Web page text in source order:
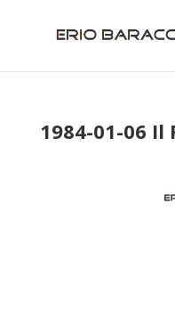
1984-01-06 Il